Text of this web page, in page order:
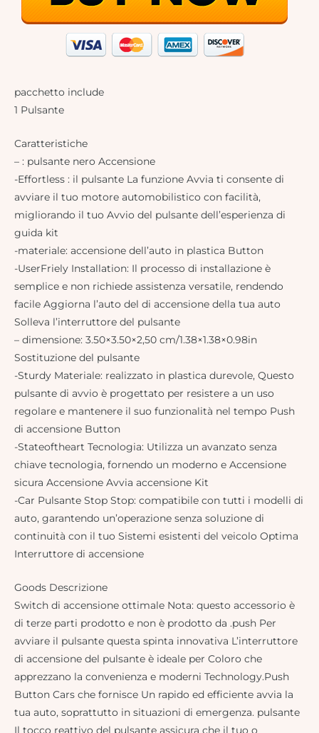
pacchetto include
1 Pulsante
Caratteristiche
– : pulsante nero Accensione
-Effortless : il pulsante La funzione Avvia ti consente di
avviare il tuo motore automobilistico con facilità,
migliorando il tuo Avvio del pulsante dell’esperienza di
guida kit
-materiale: accensione dell’auto in plastica Button
-UserFriely Installation: Il processo di installazione è
semplice e non richiede assistenza versatile, rendendo
facile Aggiorna l’auto del di accensione della tua auto
Solleva l’interruttore del pulsante
– dimensione: 3.50×3.50×2,50 cm/1.38×1.38×0.98in
Sostituzione del pulsante
-Sturdy Materiale: realizzato in plastica durevole, Questo
pulsante di avvio è progettato per resistere a un uso
regolare e mantenere il suo funzionalità nel tempo Push
di accensione Button
-Stateoftheart Tecnologia: Utilizza un avanzato senza
chiave tecnologia, fornendo un moderno e Accensione
sicura Accensione Avvia accensione Kit
-Car Pulsante Stop Stop: compatibile con tutti i modelli di
auto, garantendo un’operazione senza soluzione di
continuità con il tuo Sistemi esistenti del veicolo Optima
Interruttore di accensione
Goods Descrizione
Switch di accensione ottimale Nota: questo accessorio è
di terze parti prodotto e non è prodotto da .push Per
avviare il pulsante questa spinta innovativa L’interruttore
di accensione del pulsante è ideale per Coloro che
apprezzano la convenienza e moderni Technology.Push
Button Cars che fornisce Un rapido ed efficiente avvia la
tua auto, soprattutto in situazioni di emergenza. pulsante
Il tocco reattivo del pulsante assicura che il tuo o